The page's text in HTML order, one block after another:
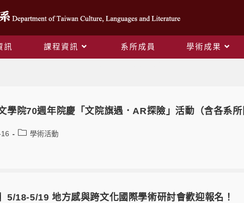
訊 課程資訊 系所成員 學術成果
學院70週年院慶「文院旗遇．AR探險」活動（含各系
學術活動
5/18-5/19 地方感與跨文化國際學術研討會歡迎報名！